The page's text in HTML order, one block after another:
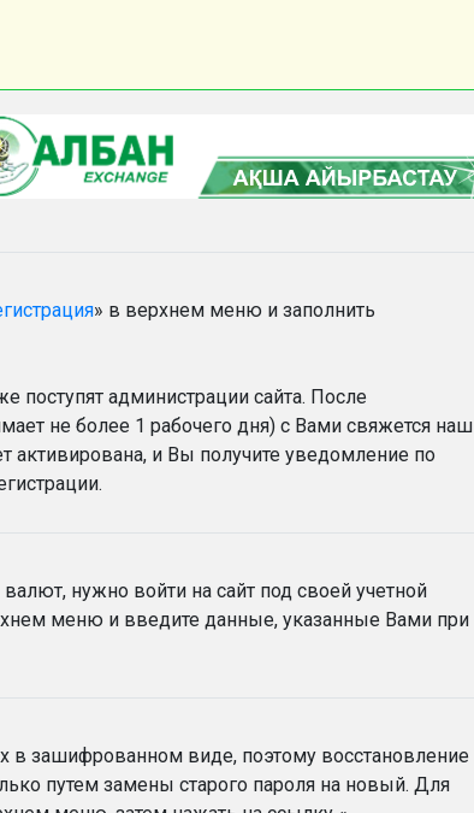
» в верхнем меню и заполнить
поступят администрации сайта. После
не более 1 рабочего дня) с Вами свяжется наш
активирована, и Вы получите уведомление по
нужно войти на сайт под своей учетной
меню и введите данные, указанные Вами при
в зашифрованном виде, поэтому восстановление
путем замены старого пароля на новый. Для